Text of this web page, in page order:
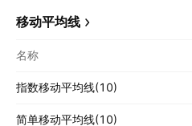
移动平均线
名称
指数移动平均线(10)
简单移动平均线(10)